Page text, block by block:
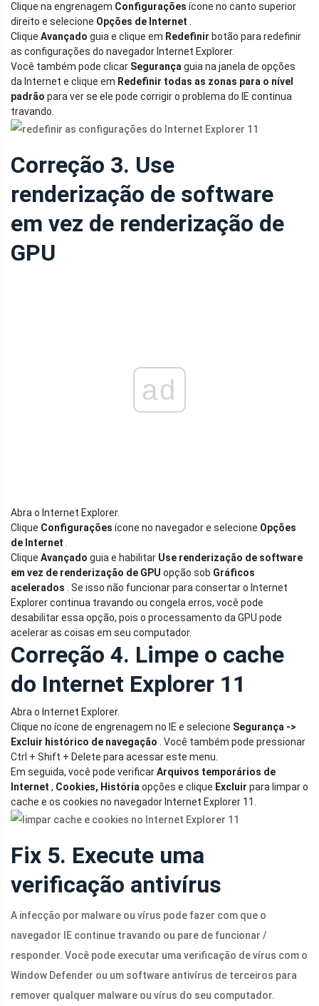
Clique na engrenagem Configurações ícone no canto superior
direito e selecione Opções de Internet
Clique Avançado guia e clique em Redefinir botão para redefinir
as configurações do navegador Internet Explorer.
Você também pode clicar Segurança guia na janela de opções
da Internet e clique em Redefinir todas as zonas para o nível
padrão para ver se ele pode corrigir o problema do IE continua
travando.
Correção 3. Use
renderização de software
em vez de renderização de
GPU
ad
Abra o Internet Explorer.
Clique Configurações ícone no navegador e selecione Opções
de Internet
Clique Avançado guia e habilitar Use renderização de software
em vez de renderização de GPU opção sob Gráficos
acelerados . Se isso não funcionar para consertar o Internet
Explorer continua travando ou congela erros, você pode
desabilitar essa opção, pois o processamento da GPU pode
acelerar as coisas em seu computador.
Correção 4. Limpe o cache
do Internet Explorer 11
Abra o Internet Explorer.
Clique no ícone de engrenagem no IE e selecione Segurança ->
Excluir histórico de navegação . Você também pode pressionar
Ctrl + Shift + Delete para acessar este menu.
Em seguida, você pode verificarArquivos temporários de
Internet , Cookies, História opções e clique Excluir para limpar o
cache e os cookies no navegador Internet Explorer 11.
Fix 5. Execute uma
verificação antivírus
A infecção por malware ou vírus pode fazer com que o
navegador IE continue travando ou pare de funcionar /
responder. Você pode executar uma verificação de vírus com o
Window Defender ou um software antivírus de terceiros para
remover qualquer malware ou vírus do seu computador.